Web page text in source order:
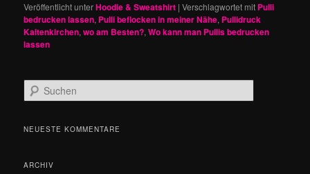
Veröffentlicht unterHoodie & Sweatshirt |Verschlagwortet mit Pulli
bedrucken lassen, Pulli beflocken in meiner Nähe, Pullidruck
Kaltenkirchen,wo am Besten?,Wo kann man Pullis bedrucken
lassen
u
h
NEUESTE KOMMENTARE
ARCHIV